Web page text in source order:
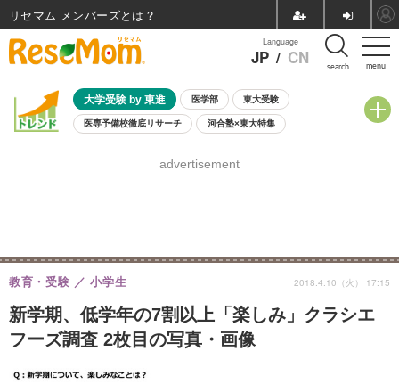
menu
Language
JP / CN search
大学受験 by 東進 医学部 東大受験
医専予備校徹底リサーチ 河合塾×東大特集
8月開催学校説明会・相談会
advertisement
新学期、低学年の7割以上「楽しみ」クラシエ
フーズ調査 2枚目の写真・画像
教育・受験 小学生 2018.4.10（火） 17:15
リセマム メンバーズ